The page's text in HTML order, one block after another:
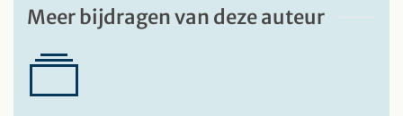
Meer bijdragen van deze auteur